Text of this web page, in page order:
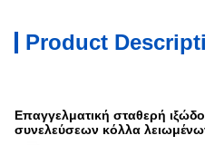
Product
Επαγγελματική σταθερή
συνελεύσεων κόλλα